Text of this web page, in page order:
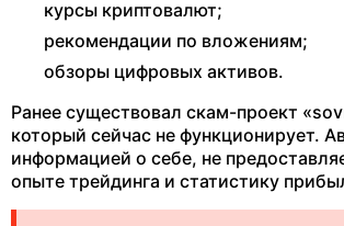
курсы криптовалют;
рекомендации по вложениям;
обзоры цифровых активов.
Ранее существовал скам-проект
который сейчас не функционирует.
информацией о себе, не
опыте трейдинга и статистику